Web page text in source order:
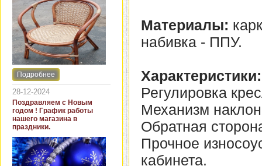
Интернет-магазин "Кровать
и диван" представляет
новинки стульев и кресел
для дачи. В ассортименте
представлены как
бюджетные модели из
пластика для дачи, так и
кресла для загородных
домов из натурального и
искусственного ротанга.
Подробнее
28-12-2024
Поздравляем с Новым
годом ! График работы
нашего магазина в
праздники.
Материалы:
набивка - ППУ.
Характеристики:
Регулировка
Механизм
Обратная
Прочное
кабинета.